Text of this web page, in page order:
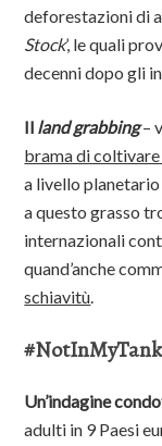
deforestazioni di
Stock’, le quali
decenni dopo gli
Il land grabbing–
brama di
a livello
a questo grasso
internazionali
quand’anche
schiavitù.
Un’indagine
adulti in 9 Paesi